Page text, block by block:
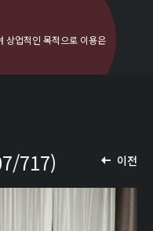
상업적인 목적으로 이용은
이전
717)